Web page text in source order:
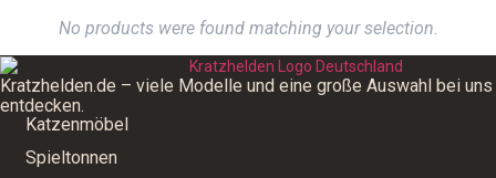
No products were found matching your selection.
Kratzhelden.de – viele Modelle und eine große Auswahl bei uns
entdecken.
Katzenmöbel
Spieltonnen